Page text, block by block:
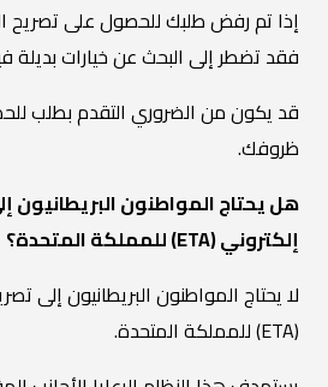
فقد تضطر إلى البحث عن خيارات بديلة
قد يكون من الضروري التقدم بطلب
ظروفك.
هل يحتاج المواطنون البريطانيون
إلكتروني (ETA) للمملكة المتحدة؟
لا يحتاج المواطنون البريطانيون إلى
(ETA) للمملكة المتحدة.